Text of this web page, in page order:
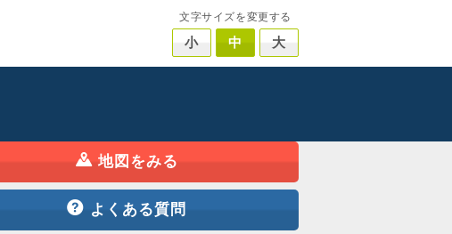
文字サイズを変更する
小 中 大
地図をみる
よくある質問